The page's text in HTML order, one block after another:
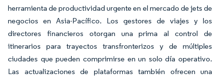
herramienta de productividad urgente en el mercado de jets de
negocios en Asia-Pacífico. Los gestores de viajes y los
directores financieros otorgan una prima al control de
itinerarios para trayectos transfronterizos y de múltiples
ciudades que pueden comprimirse en un solo día operativo.
Las actualizaciones de plataformas también ofrecen una